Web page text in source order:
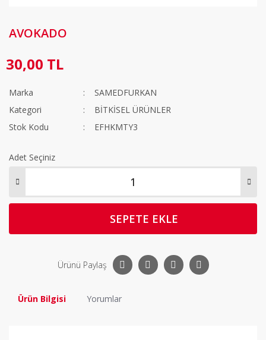
AVOKADO
30,00 TL
Marka
SAMEDFURKAN
Kategori
BİTKİSEL ÜRÜNLER
Stok Kodu
EFHKMTY3
Adet Seçiniz
SEPETE EKLE
Ürünü Paylaş
Ürün Bilgisi Yorumlar